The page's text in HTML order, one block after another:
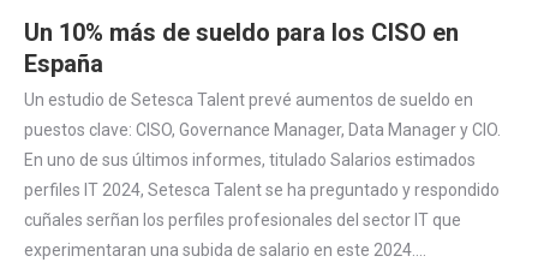
Un 10% más de sueldo para los CISO en
España
Un estudio de Setesca Talent prevé aumentos de sueldo en
puestos clave: CISO, Governance Manager, Data Manager y CIO.
En uno de sus últimos informes, titulado Salarios estimados
perfiles IT 2024, Setesca Talent se ha preguntado y respondido
cuñales serñan los perfiles profesionales del sector IT que
experimentaran una subida de salario en este 2024.…